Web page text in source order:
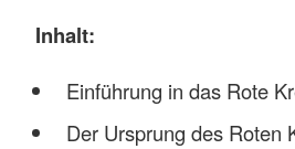
Inhalt:
Einführung in das Rote
Der Ursprung des Roten